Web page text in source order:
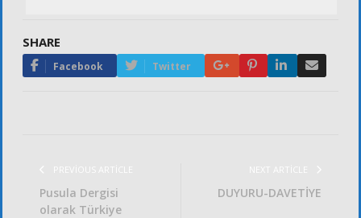
SHARE
Facebook Twitter Google+PinterestLinkedIn
PREVIOUS ARTICLE
Pusula Dergisi
olarak Türkiye
NEXT ARTICLE
DUYURU-DAVETİYE